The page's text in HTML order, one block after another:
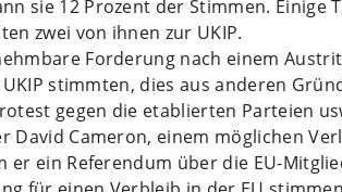
sie 12 Prozent der Stimmen. Einige
zwei von ihnen zur UKIP.
Forderung nach einem
stimmten, dies aus anderen
gegen die etablierten Parteien
David Cameron, einem möglichen
er ein Referendum über die EU-